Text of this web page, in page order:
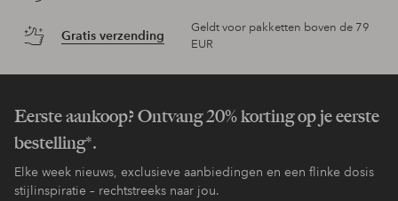
Gratis verzending
Geldt voor pakketten boven de 79
EUR
Eerste aankoop? Ontvang 20% korting op je eerste
bestelling*.
Elke week nieuws, exclusieve aanbiedingen en een flinke dosis
stijlinspiratie – rechtstreeks naar jou.